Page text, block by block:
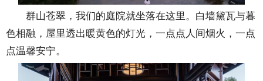
群山苍翠，我们的庭院就坐落在这里。白墙黛瓦与暮
色相融，屋里透出暖黄色的灯光，一点点人间烟火，一点
点温馨安宁。